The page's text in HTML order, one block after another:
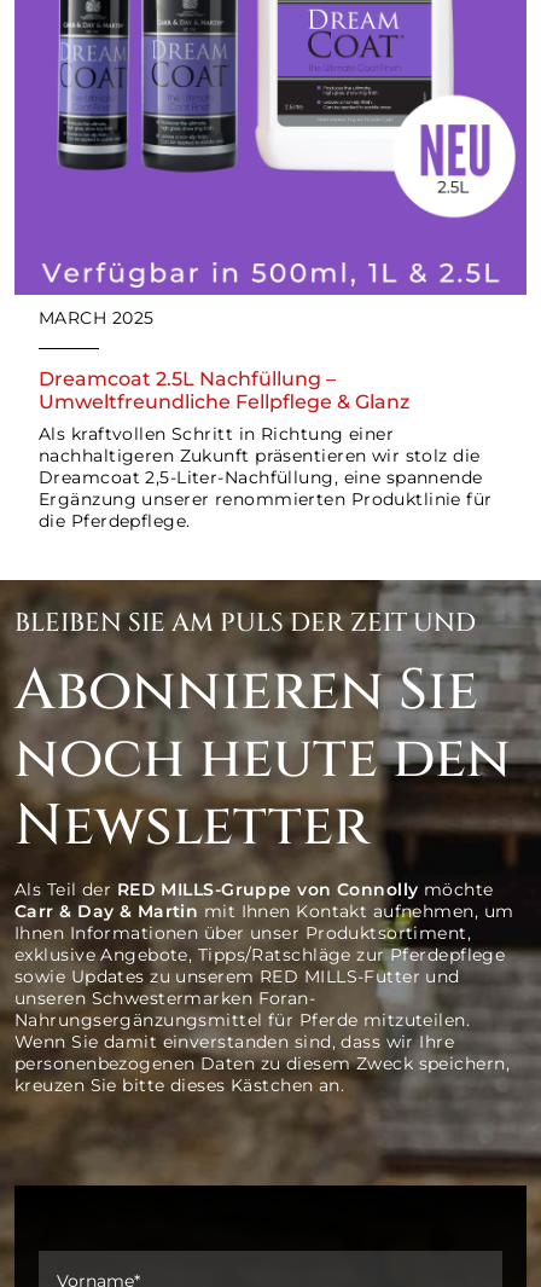
+49 4638 213788
Industriestraße 12 Tarp Deutschland
Wegbeschreibung abrufen
Dormagen, Deutschland
+49 2133 263800
Salvatorhof Dormagen Deutschland
Wegbeschreibung abrufen
Remscheid, Deutschland
0049-0202-2832960
Weberstraße 6 Remscheid Deutschland
Wegbeschreibung abrufen
Hanau, Deutschland
0049-170-8103785
Pfaffenbrunnenstrasse 157a Hanau Deutschland
Wegbeschreibung abrufen
Bachäckerhof Reiterboutique
+49 170 43 83 576
MARCH 2025
Dreamcoat 2.5L Nachfüllung –
Umweltfreundliche Fellpflege & Glanz
Als kraftvollen Schritt in Richtung einer
nachhaltigeren Zukunft präsentieren wir stolz die
Dreamcoat 2,5-Liter-Nachfüllung, eine spannende
Ergänzung unserer renommierten Produktlinie für
die Pferdepflege.
BLEIBEN SIE AM PULS DER ZEIT UND
Abonnieren Sie
noch heute den
Newsletter
Als Teil der RED MILLS-Gruppe von Connolly möchte
Carr & Day & Martin mit Ihnen Kontakt aufnehmen, um
Ihnen Informationen über unser Produktsortiment,
exklusive Angebote, Tipps/Ratschläge zur Pferdepflege
sowie Updates zu unserem RED MILLS-Futter und
unseren Schwestermarken Foran-
Nahrungsergänzungsmittel für Pferde mitzuteilen.
Wenn Sie damit einverstanden sind, dass wir Ihre
personenbezogenen Daten zu diesem Zweck speichern,
kreuzen Sie bitte dieses Kästchen an.